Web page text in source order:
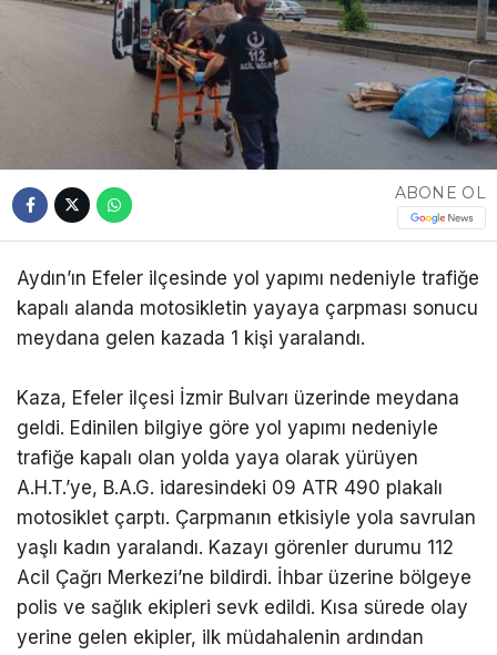
ABONE OL
Aydın’ın Efeler ilçesinde yol yapımı nedeniyle trafiğe
kapalı alanda motosikletin yayaya çarpması sonucu
meydana gelen kazada 1 kişi yaralandı.
Kaza, Efeler ilçesi İzmir Bulvarı üzerinde meydana
geldi. Edinilen bilgiye göre yol yapımı nedeniyle
trafiğe kapalı olan yolda yaya olarak yürüyen
A.H.T.’ye, B.A.G. idaresindeki 09 ATR 490 plakalı
motosiklet çarptı. Çarpmanın etkisiyle yola savrulan
yaşlı kadın yaralandı. Kazayı görenler durumu 112
Acil Çağrı Merkezi’ne bildirdi. İhbar üzerine bölgeye
polis ve sağlık ekipleri sevk edildi. Kısa sürede olay
yerine gelen ekipler, ilk müdahalenin ardından